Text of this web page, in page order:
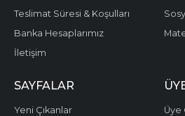
Teslimat Süresi & Koşulları
Banka Hesaplarımız
İletişim
SAYFALAR
Yeni Çıkanlar
Üye